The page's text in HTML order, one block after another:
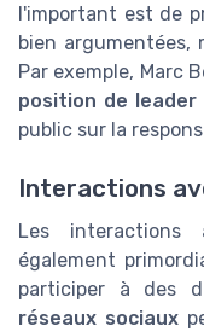
l'important est de
bien argumentées,
Par exemple, Marc
position de leader
public sur la
Interactions
Les
également
participer à des
réseaux sociaux